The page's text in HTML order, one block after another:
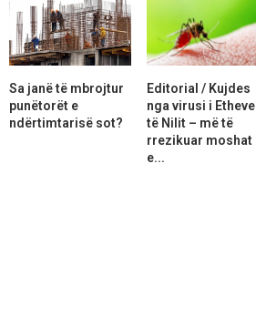
Sa janë të mbrojtur
punëtorët e
ndërtimtarisë sot?
Editorial / Kujdes
nga virusi i Etheve
të Nilit – më të
rrezikuar moshat
e...